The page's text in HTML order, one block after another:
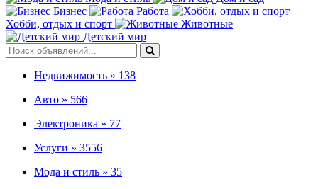
Бизнес
Работа
Хобби, отдых и спорт
Животные
Детский мир
Недвижимость » 138
Авто » 566
Электроника » 77
Услуги » 3556
Мода и стиль » 35